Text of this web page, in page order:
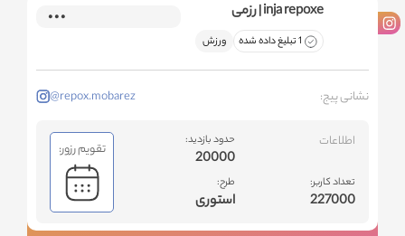
inja repoxe | رزمی
1 تبلیغ داده شده ورزش
نشانی پیج: @repox.mobarez
اطلاعات
تعداد کاربر:
227000
حدود بازدید:
20000
طرح:
استوری
تقویم رزور: